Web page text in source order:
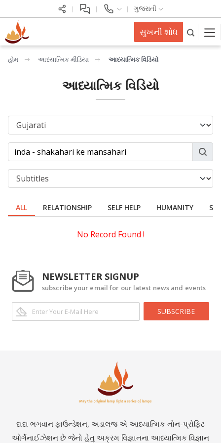
ગુજરાતી
સુખની શોધ
હોમ આધ્યાત્મિક મીડિયા આધ્યાત્મિક વિડિયો
આધ્યાત્મિક વિડિયો
ALL RELATIONSHIP SELF HELP HUMANITY
No Record Found !
NEWSLETTER SIGNUP
subscribe your email for our latest news and events
SUBSCRIBE
દાદા ભગવાન ફાઉન્ડેશન, અડાલજ એ આધ્યાત્મિક નોન-પ્રોફિટ
ઓર્ગેનાઈઝેશન છે જેનો હેતુ અક્રમ વિજ્ઞાનના આધ્યાત્મિક વિજ્ઞાન